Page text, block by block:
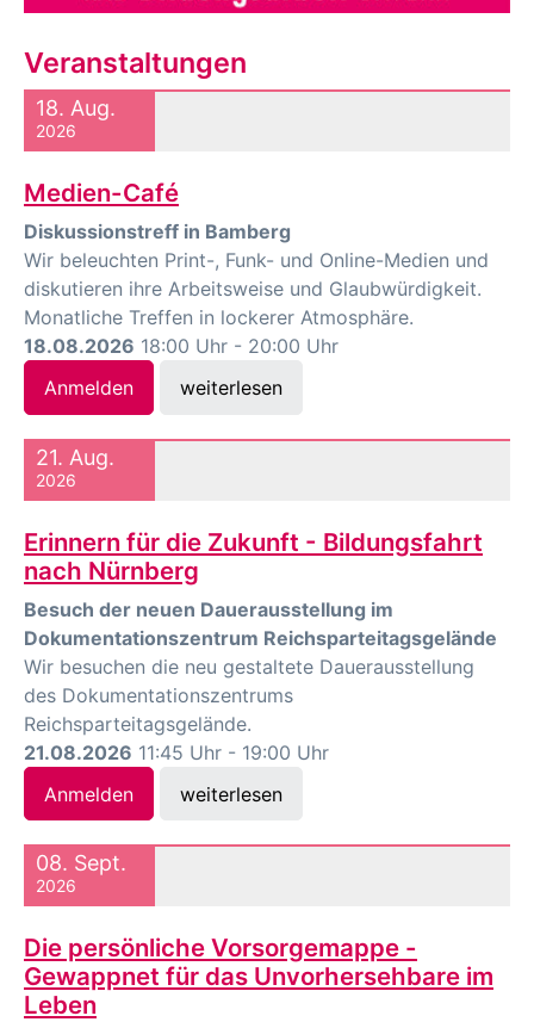
Veranstaltungen
18. Aug.
2026
Medien-Café
Diskussionstreff in Bamberg
Wir beleuchten Print-, Funk- und Online-Medien und
diskutieren ihre Arbeitsweise und Glaubwürdigkeit.
Monatliche Treffen in lockerer Atmosphäre.
18.08.2026 18:00 Uhr - 20:00 Uhr
Anmelden
weiterlesen
21. Aug.
2026
Erinnern für die Zukunft - Bildungsfahrt
nach Nürnberg
Besuch der neuen Dauerausstellung im
Dokumentationszentrum Reichsparteitagsgelände
Wir besuchen die neu gestaltete Dauerausstellung
des Dokumentationszentrums
Reichsparteitagsgelände.
21.08.2026 11:45 Uhr - 19:00 Uhr
Anmelden
weiterlesen
08. Sept.
2026
Die persönliche Vorsorgemappe -
Gewappnet für das Unvorhersehbare im
Leben